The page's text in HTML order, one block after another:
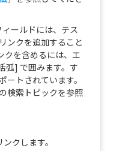
ールドには、テス
ンクを追加すること
クを含めるには、エ
弧] で囲みます。す
ートされています。
検索トピックを参照
クします。